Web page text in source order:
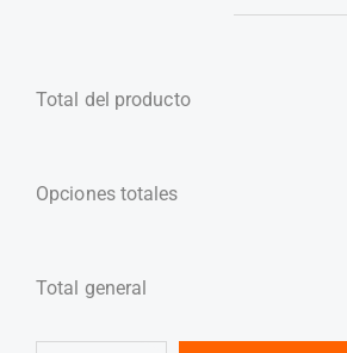
Total del producto
Opciones totales
Total general